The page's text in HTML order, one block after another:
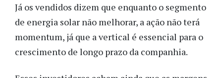
Já os vendidos dizem que enquanto o segmento
de energia solar não melhorar, a ação não terá
momentum, já que a vertical é essencial para o
crescimento de longo prazo da companhia.